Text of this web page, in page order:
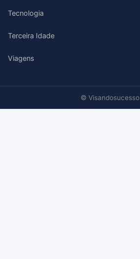
Tecnologia
Terceira Idade
Viagens
© Visandosucesso